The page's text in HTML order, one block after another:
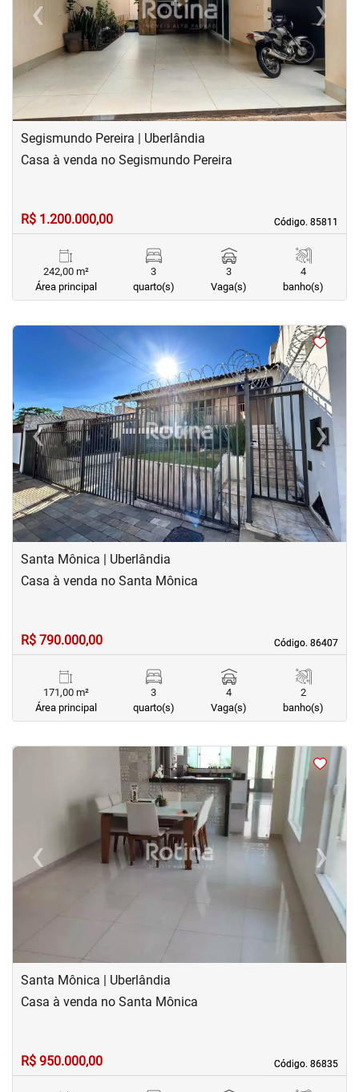
‹
Previous ›Next
Segismundo Pereira | Uberlândia
Código. 85811
Código. 85811
Casa à venda no Segismundo Pereira
R$ 1.200.000,00
242,00 m²
Área principal
3
quarto(s)
3
Vaga(s)
4
banho(s)
<
‹Previous ›Next
Santa Mônica | Uberlândia
Código. 86407
Código. 86407
Casa à venda no Santa Mônica
R$ 790.000,00
171,00 m²
Área principal
3
quarto(s)
4
Vaga(s)
2
banho(s)
<
‹
Previous ›
Next
Santa Mônica | Uberlândia
Código. 86835
Código. 86835
Casa à venda no Santa Mônica
R$ 950.000,00